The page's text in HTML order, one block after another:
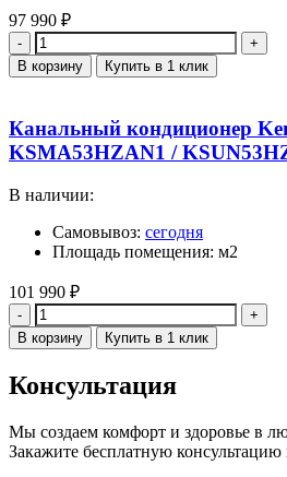
97 990 ₽
Количество
В корзину Купить в 1 клик
Канальный кондиционер
KSMA53HZAN1 /
В наличии:
Самовывоз: сегодня
Площадь помещения: м2
101 990 ₽
Количество
В корзину Купить в 1 клик
Консультация
Мы создаем комфорт и здоровье в
Закажите бесплатную консультацию